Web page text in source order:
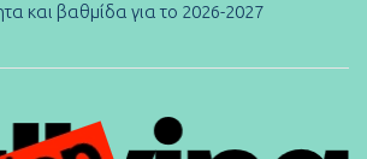
και βαθμίδα για το 2026-2027